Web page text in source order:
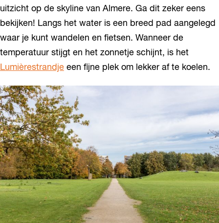
uitzicht op de skyline van Almere. Ga dit zeker eens
bekijken! Langs het water is een breed pad aangelegd
waar je kunt wandelen en fietsen. Wanneer de
temperatuur stijgt en het zonnetje schijnt, is het
Lumièrestrandje een fijne plek om lekker af te koelen.